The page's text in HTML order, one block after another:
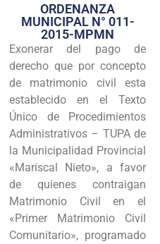
Transparencia
Seguridad
Programas
Intranet
ORDENANZA
MUNICIPAL N° 011-
2015-MPMN
Exonerar del pago de
derecho que por concepto
de matrimonio civil esta
establecido en el Texto
Único de Procedimientos
Administrativos – TUPA de
la Municipalidad Provincial
«Mariscal Nieto», a favor
de quienes contraigan
Matrimonio Civil en el
«Primer Matrimonio Civil
Comunitario», programado